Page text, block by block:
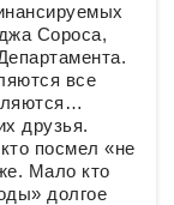
Сороса,
все
друзья.
посмел «не
Мало кто
долгое